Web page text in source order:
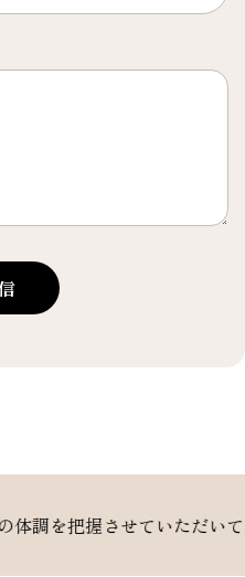
ていただいております。